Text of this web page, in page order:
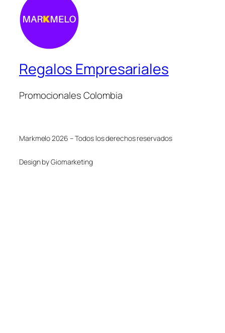
Regalos Empresariales
Promocionales Colombia
Markmelo 2026 – Todos los derechos reservados
Design by Giomarketing